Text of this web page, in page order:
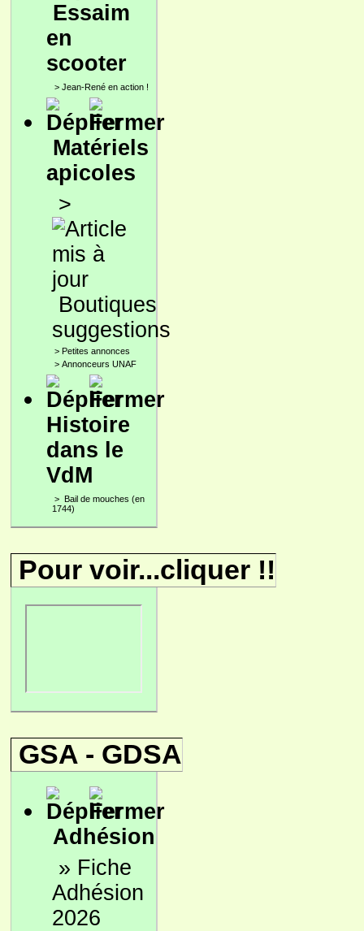
Essaim
en
scooter
> Jean-René en action !
Matériels
apicoles
>
Boutiques
suggestions
> Petites annonces
> Annonceurs UNAF
Histoire
dans le
VdM
> Bail de mouches (en
1744)
Pour voir...cliquer !!
GSA - GDSA
Adhésion
» Fiche
Adhésion
2026